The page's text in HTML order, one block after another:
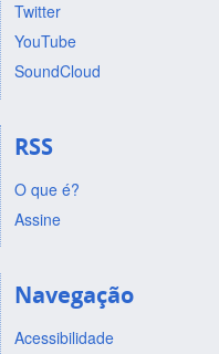
Twitter
YouTube
SoundCloud
RSS
O que é?
Assine
Navegação
Acessibilidade